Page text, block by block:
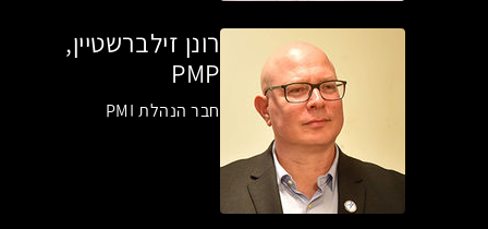
רונן זילברשטיין,
PMP
חבר הנהלת PMI